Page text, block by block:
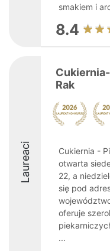
smakiem i
8.4
Laureaci
Rak
Cukiernia -
otwarta
22, a
się pod
oferuje
...